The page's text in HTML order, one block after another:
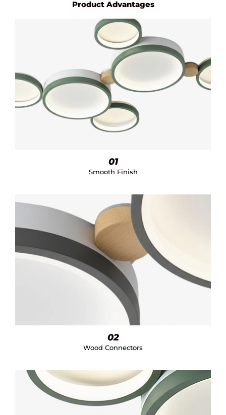
Product Advantages
01
Smooth Finish
02
Wood Connectors